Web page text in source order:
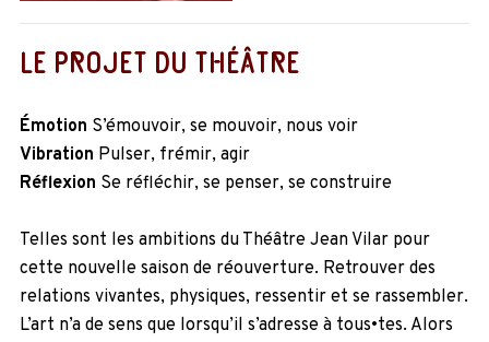
LE PROJET DU THÉÂTRE
Émotion S’émouvoir, se mouvoir, nous voir
Vibration Pulser, frémir, agir
Réflexion Se réfléchir, se penser, se construire
Telles sont les ambitions du Théâtre Jean Vilar pour
cette nouvelle saison de réouverture. Retrouver des
relations vivantes, physiques, ressentir et se rassembler.
L’art n’a de sens que lorsqu’il s’adresse à tous•tes. Alors